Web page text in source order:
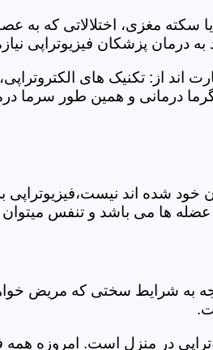
سکته مغزی، اختلالاتی که
درمان پزشکان فیزیوتراپی
اند از: تکنیک های
درمانی و همین طور سرما
شده اند نیست،فیزیوتراپی
ها می باشد و تنفس میتوان
به شرایط سختی که مریض
در منزل است. امروزه همه